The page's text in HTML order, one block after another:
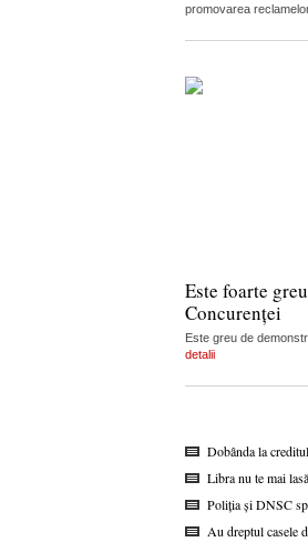
promovarea
Este foarte
Concurenței
Este greu de
detalii
Dobânda la
Libra nu te mai
Poliția și DNSC
Au dreptul casele